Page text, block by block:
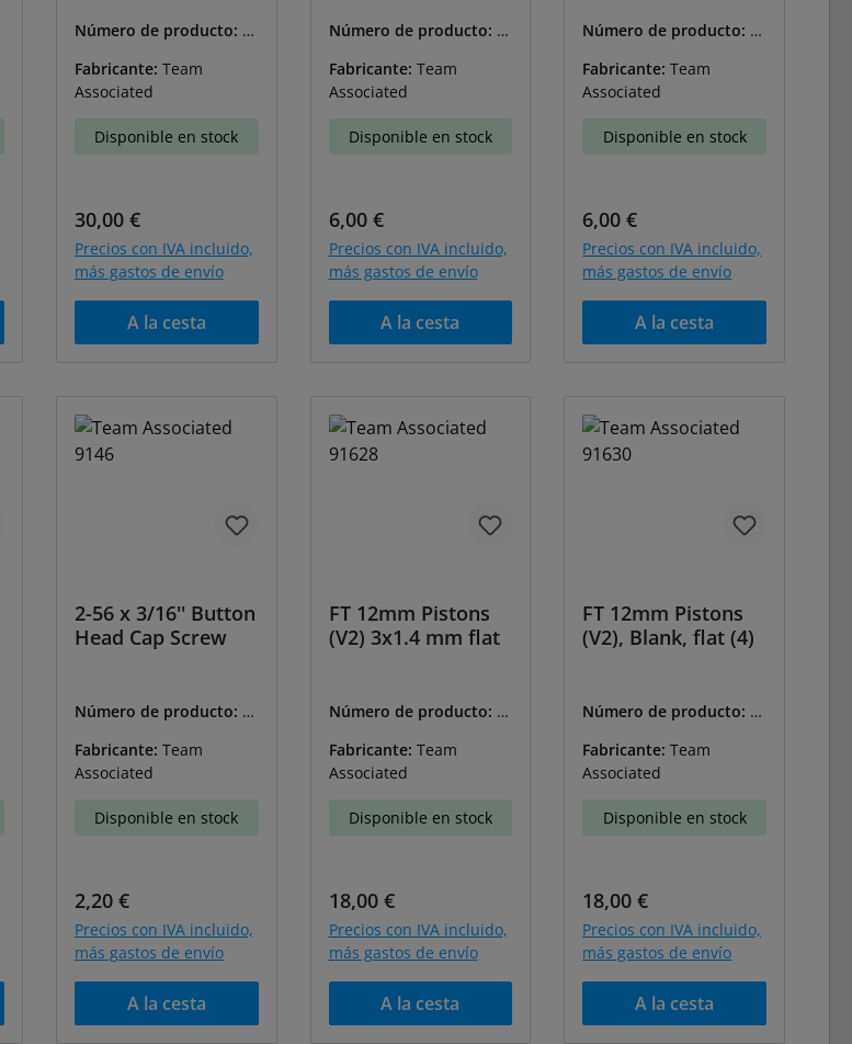
Número de producto: A-
Fabricante: Team
Associated
Disponible en stock
Precio normal:
30,00 €
Precios con IVA incluido,
más gastos de envío
A la cesta
Número de producto: A-
Fabricante: Team
Associated
Disponible en stock
Precio normal:
6,00 €
Precios con IVA incluido,
más gastos de envío
A la cesta
Número de producto: A-
Fabricante:Team
Associated
Disponible en stock
Precio normal:
6,00 €
Precios con IVA incluido,
más gastos de envío
A la cesta
2-56 x 3/16'' Button
Head Cap Screw
Número de producto: A-
Fabricante: Team
Associated
Disponible en stock
Precio normal:
2,20 €
Precios con IVA incluido,
más gastos de envío
A la cesta
FT 12mm Pistons
(V2) 3x1.4 mm flat
Número de producto: A-
Fabricante: Team
Associated
Disponible en stock
Precio normal:
18,00 €
Precios con IVA incluido,
más gastos de envío
A la cesta
FT 12mm Pistons
(V2), Blank, flat (4)
Número de producto: A-
Fabricante:Team
Associated
Disponible en stock
Precio normal:
18,00 €
Precios con IVA incluido,
más gastos de envío
A la cesta